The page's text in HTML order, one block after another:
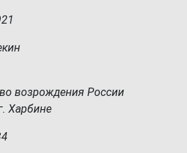
возрождения России
Харбине